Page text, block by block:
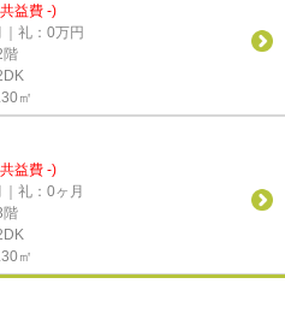
益費 -)
礼：0万円
階
㎡
益費 -)
礼：0ヶ月
階
㎡